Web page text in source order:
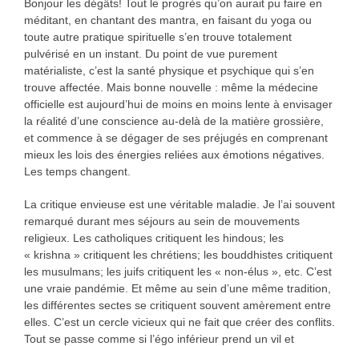
Bonjour les dégâts! Tout le progrès qu’on aurait pu faire en
méditant, en chantant des mantra, en faisant du yoga ou
toute autre pratique spirituelle s’en trouve totalement
pulvérisé en un instant. Du point de vue purement
matérialiste, c’est la santé physique et psychique qui s’en
trouve affectée. Mais bonne nouvelle : même la médecine
officielle est aujourd’hui de moins en moins lente à envisager
la réalité d’une conscience au-delà de la matière grossière,
et commence à se dégager de ses préjugés en comprenant
mieux les lois des énergies reliées aux émotions négatives.
Les temps changent.
La critique envieuse est une véritable maladie. Je l’ai souvent
remarqué durant mes séjours au sein de mouvements
religieux. Les catholiques critiquent les hindous; les
« krishna » critiquent les chrétiens; les bouddhistes critiquent
les musulmans; les juifs critiquent les « non-élus », etc. C’est
une vraie pandémie. Et même au sein d’une même tradition,
les différentes sectes se critiquent souvent amèrement entre
elles. C’est un cercle vicieux qui ne fait que créer des conflits.
Tout se passe comme si l’égo inférieur prend un vil et